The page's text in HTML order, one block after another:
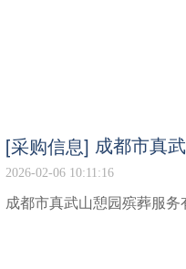
[采购信息] 成都市真
2026-02-06 10:11:16
成都市真武山憩园殡葬服